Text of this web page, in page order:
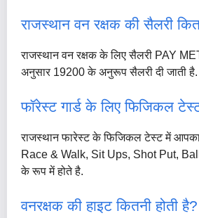
राजस्थान वन रक्षक की सैलरी
राजस्थान वन रक्षक के लिए सैलरी PAY
अनुसार 19200 के अनुरूप सैलरी दी जाती है.
फॉरेस्ट गार्ड के लिए फिजिकल
राजस्थान फारेस्ट के फिजिकल टेस्ट में
Race & Walk, Sit Ups, Shot Put,
के रूप में होते है.
वनरक्षक की हाइट कितनी होती है?